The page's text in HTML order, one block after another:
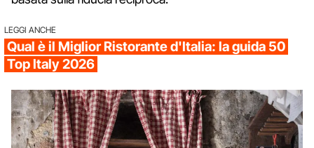
LEGGI ANCHE
Qual è il Miglior Ristorante d'Italia: la guida 50
Top Italy 2026